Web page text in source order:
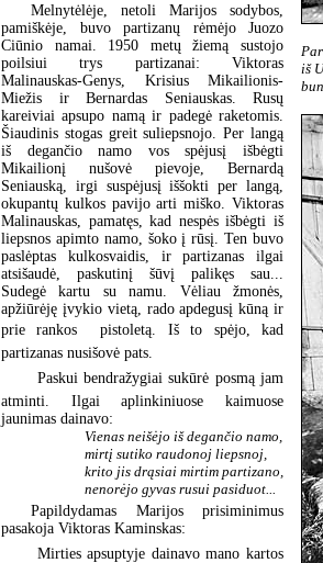
iš
Melnytėlėje, netoli Marijos sodybos,
pamiškėje, buvo partizanų rėmėjo Juozo
Ciūnio namai. 1950 metų žiemą sustojo
poilsiui trys partizanai: Viktoras
Malinauskas-Genys, Krisius Mikailionis-
Miežis ir Bernardas Seniauskas. Rusų
kareiviai apsupo namą ir padegė raketomis.
Šiaudinis stogas greit suliepsnojo. Per langą
iš degančio namo vos spėjusį išbėgti
Mikailionį nušovė pievoje, Bernardą
Seniauską, irgi suspėjusį iššokti per langą,
okupantų kulkos pavijo arti miško. Viktoras
Malinauskas, pamatęs, kad nespės išbėgti iš
liepsnos apimto namo, šoko į rūsį. Ten buvo
paslėptas kulkosvaidis, ir partizanas ilgai
atsišaudė, paskutinį šūvį palikęs sau...
Sudegė kartu su namu. Vėliau žmonės,
apžiūrėję įvykio vietą, rado apdegusį kūną ir
prie rankos  pistoletą. Iš to spėjo, kad
partizanas nusišovė pats.
 Paskui bendražygiai sukūrė posmą jam
atminti. Ilgai aplinkiniuose kaimuose
jaunimas dainavo:
Vienas neišėjo iš degančio namo,
mirtį sutiko raudonoj liepsnoj,
krito jis drąsiai mirtim partizano,
nenorėjo gyvas rusui pasiduot...
Papildydamas Marijos prisiminimus
pasakoja Viktoras Kaminskas:
 Mirties apsuptyje dainavo mano kartos